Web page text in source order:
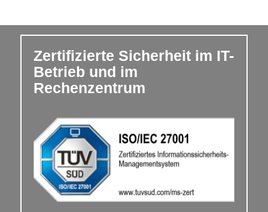
Zertifizierte Sicherheit im IT-
Betrieb und im
Rechenzentrum